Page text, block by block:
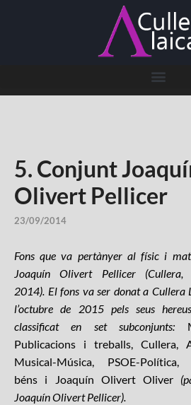
5. Conjunt
Olivert Pellicer
23/09/2014
Fons que va pertànyer al físic i
Joaquín Olivert Pellicer (Cullera,
2014). El fons va ser donat a Cullera
l’octubre de 2015 pels seus
classificat en set subconjunts:
Publicacions i treballs, Cullera,
Musical-Música, PSOE-Política,
béns i Joaquín Olivert Oliver
Joaquín Olivert Pellicer).